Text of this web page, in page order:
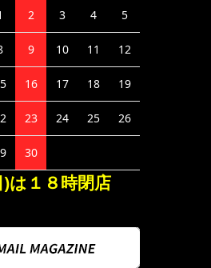
2 3 4 5
9 10 11 12
16 17 18 19
23 24 25 26
30
は１８時閉店